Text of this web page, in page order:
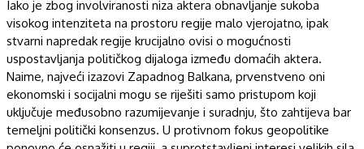
Iako je zbog involviranosti niza aktera obnavljanje sukoba
visokog intenziteta na prostoru regije malo vjerojatno, ipak
stvarni napredak regije krucijalno ovisi o mogućnosti
uspostavljanja političkog dijaloga između domaćih aktera.
Naime, najveći izazovi Zapadnog Balkana, prvenstveno oni
ekonomski i socijalni mogu se riješiti samo pristupom koji
uključuje međusobno razumijevanje i suradnju, što zahtijeva bar
temeljni politički konsenzus. U protivnom fokus geopolitike